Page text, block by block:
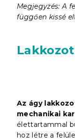
Megjegyzés: A
függően kissé
Az ágy
mechanikai
élettartammal
hoz létre a